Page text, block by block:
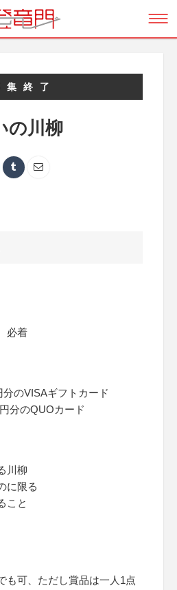
集終了
の川柳
必着
のVISAギフトカード
分のQUOカード
川柳
に限る
こと
も可、ただし賞品は一人1点